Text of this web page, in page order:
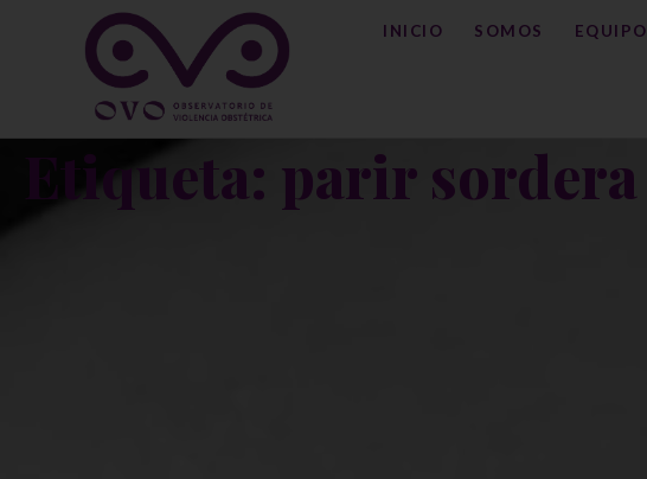
INICIO SOMOS EQUIPO
Etiqueta: parir sordera